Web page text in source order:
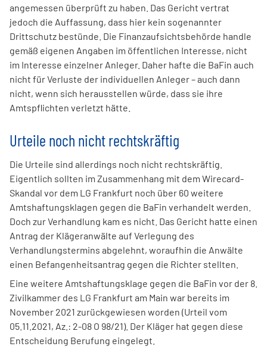
angemessen überprüft zu haben. Das Gericht vertrat
jedoch die Auffassung, dass hier kein sogenannter
Drittschutz bestünde. Die Finanzaufsichtsbehörde handle
gemäß eigenen Angaben im öffentlichen Interesse, nicht
im Interesse einzelner Anleger. Daher hafte die BaFin auch
nicht für Verluste der individuellen Anleger – auch dann
nicht, wenn sich herausstellen würde, dass sie ihre
Amtspflichten verletzt hätte.
Urteile noch nicht rechtskräftig
Die Urteile sind allerdings noch nicht rechtskräftig.
Eigentlich sollten im Zusammenhang mit dem Wirecard-
Skandal vor dem LG Frankfurt noch über 60 weitere
Amtshaftungsklagen gegen die BaFin verhandelt werden.
Doch zur Verhandlung kam es nicht. Das Gericht hatte einen
Antrag der Klägeranwälte auf Verlegung des
Verhandlungstermins abgelehnt, woraufhin die Anwälte
einen Befangenheitsantrag gegen die Richter stellten.
Eine weitere Amtshaftungsklage gegen die BaFin vor der 8.
Zivilkammer des LG Frankfurt am Main war bereits im
November 2021 zurückgewiesen worden (Urteil vom
05.11.2021, Az.: 2-08 O 98/21). Der Kläger hat gegen diese
Entscheidung Berufung eingelegt.